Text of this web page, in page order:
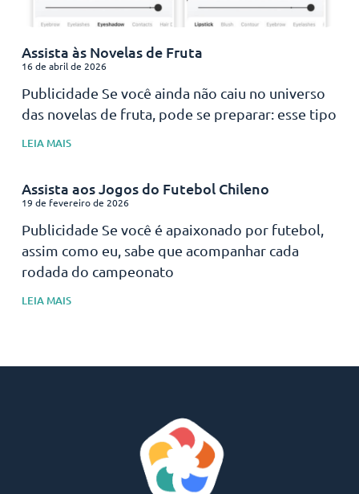
Assista às Novelas de Fruta
16 de abril de 2026
Publicidade Se você ainda não caiu no universo
das novelas de fruta, pode se preparar: esse tipo
LEIA MAIS
Assista aos Jogos do Futebol Chileno
19 de fevereiro de 2026
Publicidade Se você é apaixonado por futebol,
assim como eu, sabe que acompanhar cada
rodada do campeonato
LEIA MAIS